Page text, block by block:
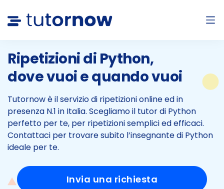
Ripetizioni di Python,
dove vuoi e quando vuoi
Tutornow è il servizio di ripetizioni online ed in
presenza N.1 in Italia. Scegliamo il tutor di Python
perfetto per te, per ripetizioni semplici ed efficaci.
Contattaci per trovare subito l’insegnante di Python
ideale per te.
Invia una richiesta